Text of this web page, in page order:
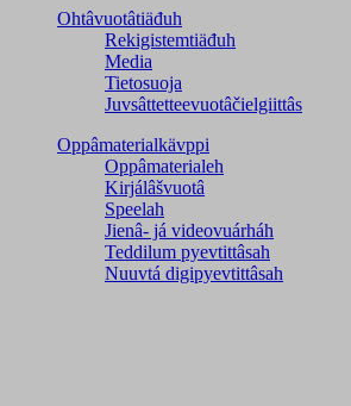
Ohtâvuotâtiäđuh
Rekigistemtiäđuh
Media
Tietosuoja
Juvsâttetteevuotâčielgiittâs
Oppâmaterialkävppi
Oppâmaterialeh
Kirjálâšvuotâ
Speelah
Jienâ- já videovuárháh
Teddilum pyevtittâsah
Nuuvtá digipyevtittâsah